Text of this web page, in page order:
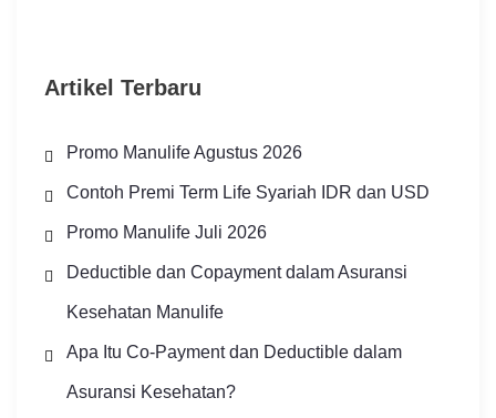
Artikel Terbaru
Promo Manulife Agustus 2026
Contoh Premi Term Life Syariah IDR dan USD
Promo Manulife Juli 2026
Deductible dan Copayment dalam Asuransi
Kesehatan Manulife
Apa Itu Co-Payment dan Deductible dalam
Asuransi Kesehatan?